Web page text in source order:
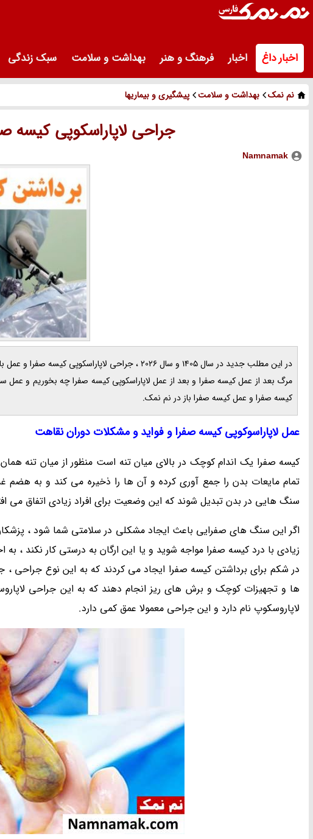
اخبار داغ اخبار فرهنگ و هنر بهداشت و سلامت سبک زندگی
نم نمک بهداشت و سلامت پیشگیری و بیماریها
جراحی لاپاراسکوپی کیسه
Namnamak
در این مطلب جدید در سال 1405 و سال 2026 ، جراحی
مرگ بعد از عمل کیسه صفرا و بعد از عمل لاپاراسکوپی کیسه صفرا چه بخوریم و عمل
کیسه صفرا و عمل کیسه صفرا باز در نم نمک.
عمل لاپاراسوکوپی کیسه صفرا و فواید و مشکلات دوران نقاهت
کیسه صفرا یک اندام کوچک در بالای میان تنه است منظور از میان تنه
تمام مایعات بدن را جمع آوری کرده و آن ها را ذخیره می کند و به
سنگ هایی در بدن تبدیل شوند که این وضعیت برای افراد زیادی اتفاق می
اگر این سنگ های صفرایی باعث ایجاد مشکلی در سلامتی شما شود ،
زیادی با درد کیسه صفرا مواجه شوید و یا این ارگان به درستی کار نکند ،
در شکم برای برداشتن کیسه صفرا ایجاد می کردند که به این نوع جراحی ،
ها و تجهیزات کوچک و برش های ریز انجام دهند که به این جراحی
لاپاروسکوپ نام دارد و این جراحی معمولا عمق کمی دارد.